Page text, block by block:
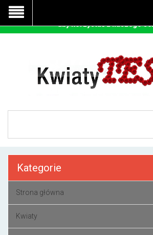
Kategorie
Strona główna
Kwiaty
Nasza strona korzysta z cookies - czyli
prawidłowego działania. Zaakceptuj
aby korzystać z naszego